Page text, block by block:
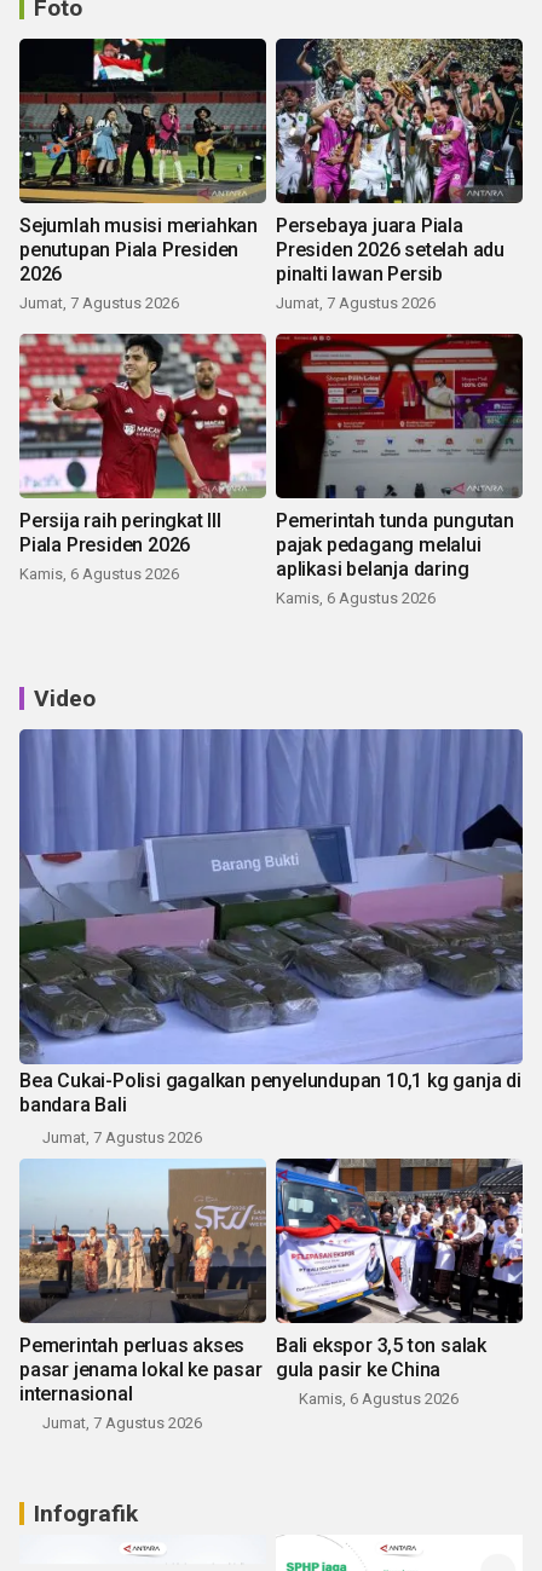
Foto
Sejumlah musisi meriahkan
penutupan Piala Presiden
2026
Jumat, 7 Agustus 2026
Persebaya juara Piala
Presiden 2026 setelah adu
pinalti lawan Persib
Jumat, 7 Agustus 2026
Persija raih peringkat III
Piala Presiden 2026
Kamis, 6 Agustus 2026
Pemerintah tunda pungutan
pajak pedagang melalui
aplikasi belanja daring
Kamis, 6 Agustus 2026
Video
Bea Cukai-Polisi gagalkan penyelundupan 10,1 kg ganja di
bandara Bali
Jumat, 7 Agustus 2026
Pemerintah perluas akses
pasar jenama lokal ke pasar
internasional
Jumat, 7 Agustus 2026
Bali ekspor 3,5 ton salak
gula pasir ke China
Kamis, 6 Agustus 2026
Infografik